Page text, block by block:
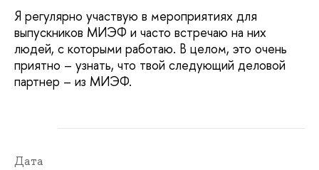
Я регулярно участвую в мероприятиях для
выпускников МИЭФ и часто встречаю на них
людей, с которыми работаю. В целом, это очень
приятно – узнать, что твой следующий деловой
партнер – из МИЭФ.
Дата